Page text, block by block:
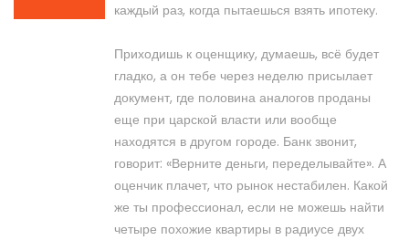
каждый раз, когда пытаешься взять ипотеку.
Приходишь к оценщику, думаешь, всё будет
гладко, а он тебе через неделю присылает
документ, где половина аналогов проданы
еще при царской власти или вообще
находятся в другом городе. Банк звонит,
говорит: «Верните деньги, переделывайте». А
оценчик плачет, что рынок нестабилен. Какой
же ты профессионал, если не можешь найти
четыре похожие квартиры в радиусе двух